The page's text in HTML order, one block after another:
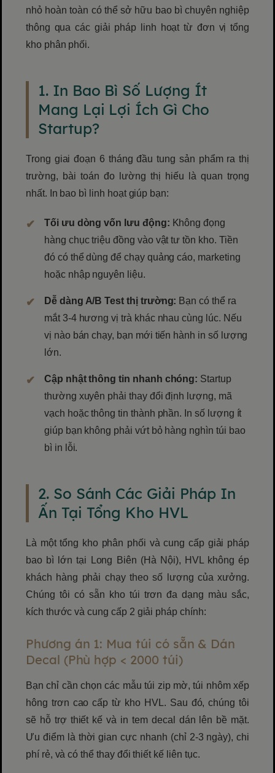
nhỏ hoàn toàn có thể sở hữu bao bì chuyên nghiệp
thông qua các giải pháp linh hoạt từ đơn vị tổng
kho phân phối.
1. In Bao Bì Số Lượng Ít
Mang Lại Lợi Ích Gì Cho
Startup?
Trong giai đoạn 6 tháng đầu tung sản phẩm ra thị
trường, bài toán đo lường thị hiếu là quan trọng
nhất. In bao bì linh hoạt giúp bạn:
Tối ưu dòng vốn lưu động: Không đọng
hàng chục triệu đồng vào vật tư tồn kho. Tiền
đó có thể dùng để chạy quảng cáo, marketing
hoặc nhập nguyên liệu.
Dễ dàng A/B Test thị trường: Bạn có thể ra
mắt 3-4 hương vị trà khác nhau cùng lúc. Nếu
vị nào bán chạy, bạn mới tiến hành in số lượng
lớn.
Cập nhật thông tin nhanh chóng: Startup
thường xuyên phải thay đổi định lượng, mã
vạch hoặc thông tin thành phần. In số lượng ít
giúp bạn không phải vứt bỏ hàng nghìn túi bao
bì in lỗi.
2. So Sánh Các Giải Pháp In
Ấn Tại Tổng Kho HVL
Là một tổng kho phân phối và cung cấp giải pháp
bao bì lớn tại Long Biên (Hà Nội), HVL không ép
khách hàng phải chạy theo số lượng của xưởng.
Chúng tôi có sẵn kho túi trơn đa dạng màu sắc,
kích thước và cung cấp 2 giải pháp chính:
Phương án 1: Mua túi có sẵn & Dán
Decal (Phù hợp < 2000 túi)
Bạn chỉ cần chọn các mẫu túi zip mờ, túi nhôm xếp
hông trơn cao cấp từ kho HVL. Sau đó, chúng tôi
sẽ hỗ trợ thiết kế và in tem decal dán lên bề mặt.
Ưu điểm là thời gian cực nhanh (chỉ 2-3 ngày), chi
phí rẻ, và có thể thay đổi thiết kế liên tục.